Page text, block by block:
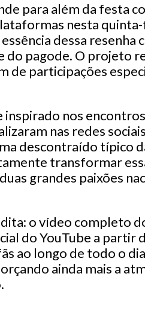
para além da festa
nesta
dessa resenha
do pagode. O projeto
de participações
inspirado nos
nas redes
descontraído típico
transformar
grandes paixões
o vídeo completo
do YouTube a partir
ao longo de todo o
ainda mais a